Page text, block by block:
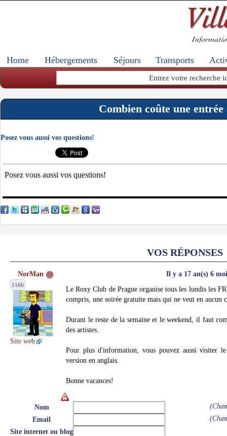
Home Hébergements Séjours Transports
Combien coûte une entrée
Posez vous aussi vos questions!
Posez vous aussi vos questions!
VOS RÉPONSES
NorMan Il y a 17 an(s) 6
1166
Site web
Le Roxy Club de Prague organise tous les lundis les
compris, une soirée gratuite mais qui ne veut en aucun
Durant le reste de la semaine et le weekend, il faut
des artistes.
Pour plus d'information, vous pouvez aussi visiter
version en anglais.
Bonne vacances!
Nom
Email
Site internet ou blog